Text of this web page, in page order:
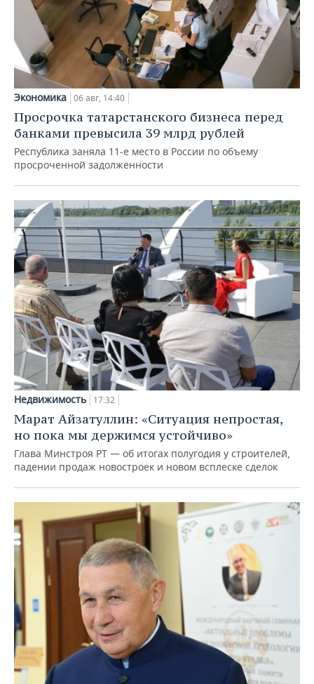
Экономика 06 авг, 14:40
Просрочка татарстанского бизнеса перед
банками превысила 39 млрд рублей
Республика заняла 11-е место в России по объему
просроченной задолженности
Недвижимость 17:32
Марат Айзатуллин: «Ситуация непростая,
но пока мы держимся устойчиво»
Глава Минстроя РТ — об итогах полугодия у строителей,
падении продаж новостроек и новом всплеске сделок